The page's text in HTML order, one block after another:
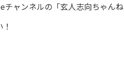
ャンネルの「玄人志向ちゃん